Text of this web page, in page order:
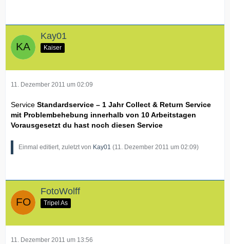
Kay01
Kaiser
11. Dezember 2011 um 02:09
Service Standardservice – 1 Jahr Collect & Return Service
mit Problembehebung innerhalb von 10 Arbeitstagen
Vorausgesetzt du hast noch diesen Service
Einmal editiert, zuletzt von Kay01 (11. Dezember 2011 um 02:09)
FotoWolff
Tripel As
11. Dezember 2011 um 13:56